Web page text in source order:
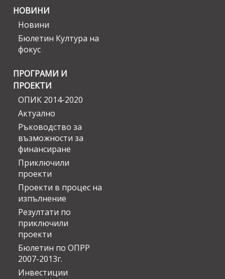
НОВИНИ
Новини
Бюлетин Култура на
фокус
ПРОГРАМИ И
ПРОЕКТИ
ОПИК 2014-2020
Актуално
Ръководство за
възможности за
финансиране
Приключили
проекти
Проекти в процес на
изпълнение
Резултати по
приключили
проекти
Бюлетин по ОПРР
2007-2013г.
Инвестиции